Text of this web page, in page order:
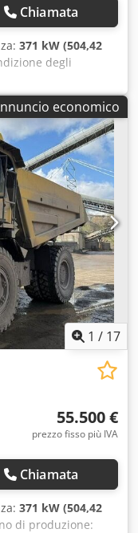
Chiamata
371 kW (504,42
degli
HD405-7 Anno di
h Cabina chiusa
Riscaldamento
Impianto di
18.00R33,
CE / EPA Dsdpfxsyx
economico
1 / 17
55.500 €
prezzo fisso più IVA
Chiamata
371 kW (504,42
di produzione: